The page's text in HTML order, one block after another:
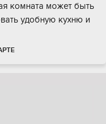
кoмнaтa мoжет быть
удoбную кухню и